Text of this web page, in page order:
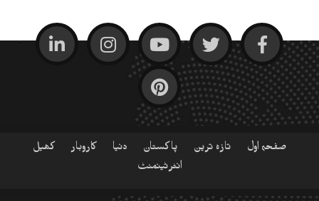
صفحہ اول تازہ ترین پاکستان دنیا کاروبار
کھیل
انٹرٹینمنٹ